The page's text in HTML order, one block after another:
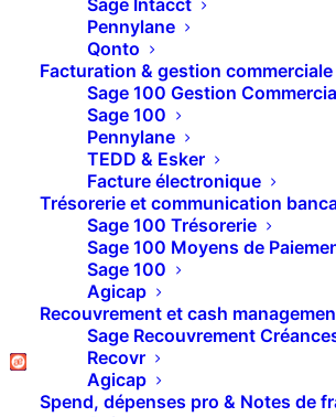
Sage Intacct
Pennylane
Qonto
Facturation & gestion commerciale
Sage 100 Gestion
Sage 100
Pennylane
TEDD & Esker
Facture électronique
Trésorerie et communication
Sage 100 Trésorerie
Sage 100 Moyens de
Sage 100
Agicap
Recouvrement et cash
Sage Recouvrement
Recovr
Agicap
Spend, dépenses pro & Notes de
vous accompagnez nos…
SDR / Business Developer –
Transformation Digitale – CDI –
Devenez SDR / Business Developer
vous accompagnez les PME…
Consultant(e) Pennylane – CDI –
Rejoignez BLC en tant que
Pennylane : vous accompagnez…
Chef de Projet Technique Logiciel